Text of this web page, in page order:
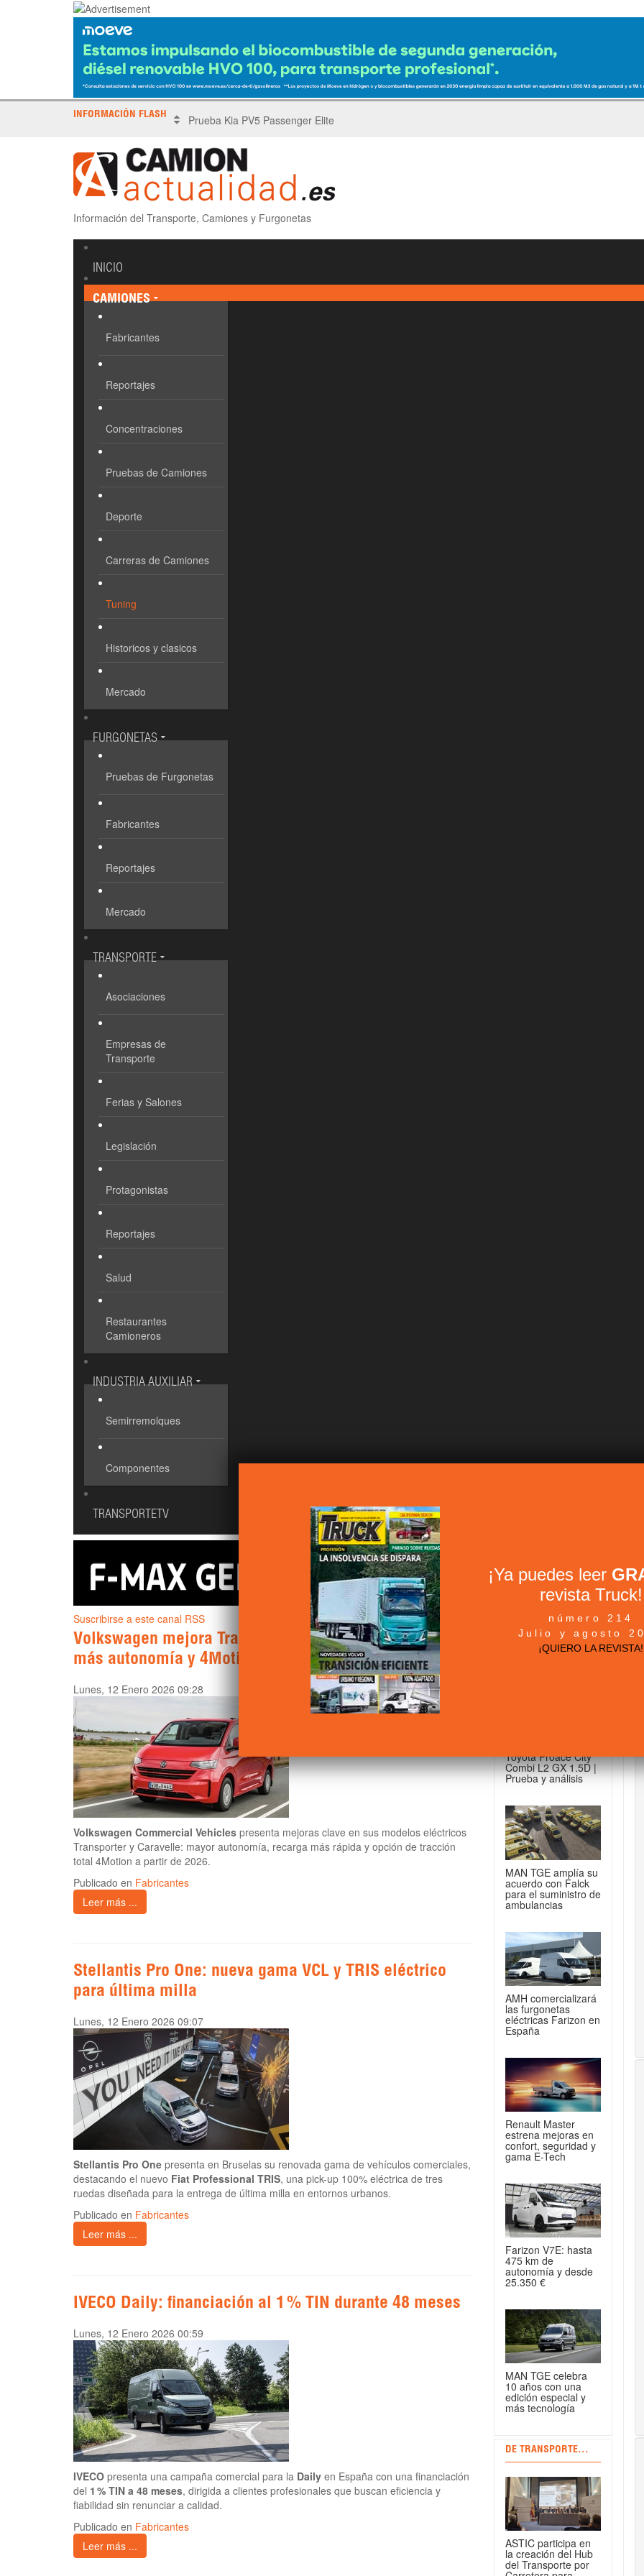
INFORMACIÓN FLASH X Tronada Almería | Encuentro del Pegaso Troner
Información del Transporte, Camiones y Furgonetas
INICIO
CAMIONES
Fabricantes
Reportajes
Concentraciones
Pruebas de Camiones
Deporte
Carreras de Camiones
Tuning
Historicos y clasicos
Mercado
FURGONETAS
Pruebas de Furgonetas
Fabricantes
Reportajes
Mercado
TRANSPORTE
Asociaciones
Empresas de
Transporte
Ferias y Salones
Legislación
Protagonistas
Reportajes
Salud
Restaurantes
Camioneros
INDUSTRIA AUXILIAR
Semirremolques
Componentes
TRANSPORTETV
Suscribirse a este canal RSS
Volkswagen mejora Transporter y Caravelle eléctricos:
más autonomía y 4Motion
Lunes, 12 Enero 2026 09:28
Volkswagen Commercial Vehicles presenta mejoras clave en sus modelos eléctricos
Transporter y Caravelle: mayor autonomía, recarga más rápida y opción de tracción
total 4Motion a partir de 2026.
Publicado en Fabricantes
Leer más ...
Stellantis Pro One: nueva gama VCL y TRIS eléctrico
para última milla
Lunes, 12 Enero 2026 09:07
Stellantis Pro One presenta en Bruselas su renovada gama de vehículos comerciales,
destacando el nuevo Fiat Professional TRIS, una pick-up 100% eléctrica de tres
ruedas diseñada para la entrega de última milla en entornos urbanos.
Publicado en Fabricantes
Leer más ...
IVECO Daily: financiación al 1 % TIN durante 48 meses
Lunes, 12 Enero 2026 00:59
IVECO presenta una campaña comercial para la Daily en España con una financiación
del 1 % TIN a 48 meses, dirigida a clientes profesionales que buscan eficiencia y
fiabilidad sin renunciar a calidad.
Publicado en Fabricantes
Leer más ...
+ NOTICIAS...
Toyota Proace City
Combi L2 GX 1.5D |
Prueba y análisis
MAN TGE amplía su
acuerdo con Falck
para el suministro de
ambulancias
AMH comercializará
las furgonetas
eléctricas Farizon en
España
Renault Master
estrena mejoras en
confort, seguridad y
gama E-Tech
Farizon V7E: hasta
475 km de
autonomía y desde
25.350 €
MAN TGE celebra
10 años con una
edición especial y
más tecnología
DE TRANSPORTE...
ASTIC participa en
la creación del Hub
del Transporte por
¡Ya puedes leer
revista Truck!
número 214
Julio y agosto
¡QUIERO LA REVISTA!